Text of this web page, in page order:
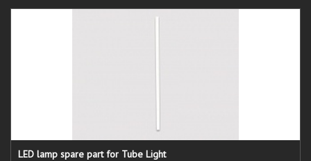
LED lamp spare part for Tube Light